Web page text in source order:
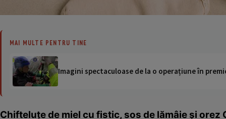
MAI MULTE PENTRU TINE
Imagini spectaculoase de la o operațiune în
Chifteluțe de miel cu fistic, sos de lămâie și orez